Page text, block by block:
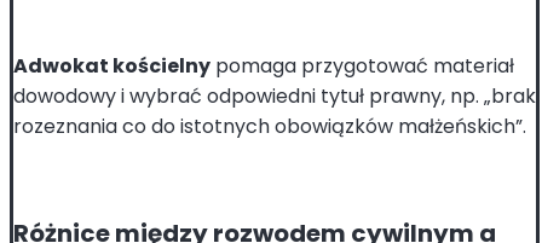
Adwokat kościelny pomaga przygotować materiał
dowodowy i wybrać odpowiedni tytuł prawny, np. „brak
rozeznania co do istotnych obowiązków małżeńskich”.
Różnice między rozwodem cywilnym a